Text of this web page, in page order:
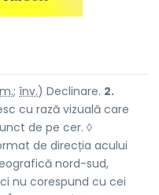
; înv.) Declinare. 2.
cu rază vizuală care
de pe cer. ◊
de direcția acului
nord-sud,
nu corespund cu cei